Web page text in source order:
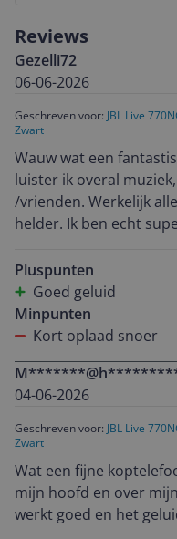
Reviews
Gezelli72
06-06-2026
Geschreven voor: JBL Live
Zwart
Wauw wat een
luister ik overal
/vrienden. Werkelijk
helder. Ik ben echt
Pluspunten
Goed geluid
Minpunten
Kort oplaad snoer
04-06-2026
Geschreven voor: JBL Live
Zwart
Wat een fijne
mijn hoofd en over
werkt goed en het